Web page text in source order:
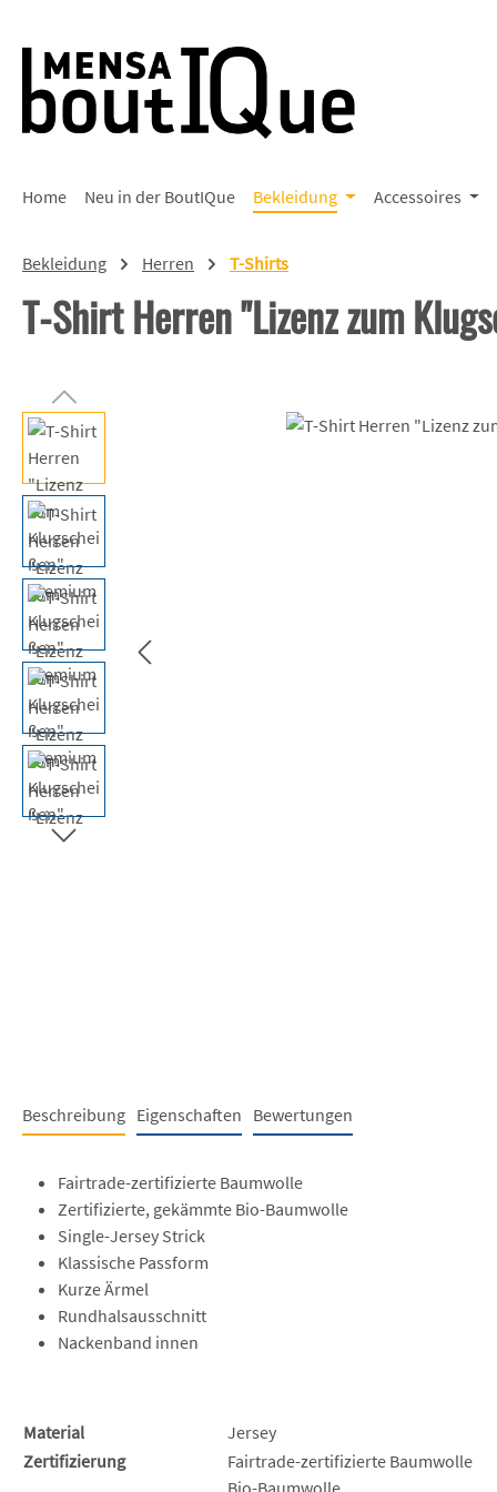
Home Neu in der BoutIQue Bekleidung Accessoires
Bekleidung Herren T-Shirts
T-Shirt Herren "Lizenz zum
Bildergalerie überspringen
Beschreibung Eigenschaften Bewertungen
Fairtrade-zertifizierte Baumwolle
Zertifizierte, gekämmte Bio-Baumwolle
Single-Jersey Strick
Klassische Passform
Kurze Ärmel
Rundhalsausschnitt
Nackenband innen
Material
Jersey
Zertifizierung
Fairtrade-zertifizierte Baumwolle
Bio-Baumwolle